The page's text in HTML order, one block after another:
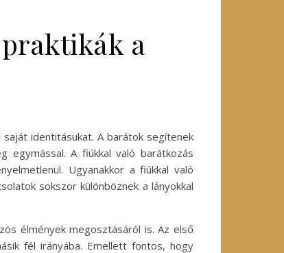
a
identitásukat. A barátok segítenek
egymással. A fiúkkal való barátkozás
Ugyanakkor a fiúkkal való
sokszor különböznek a lányokkal
élmények megosztásáról is. Az első
fél irányába. Emellett fontos, hogy